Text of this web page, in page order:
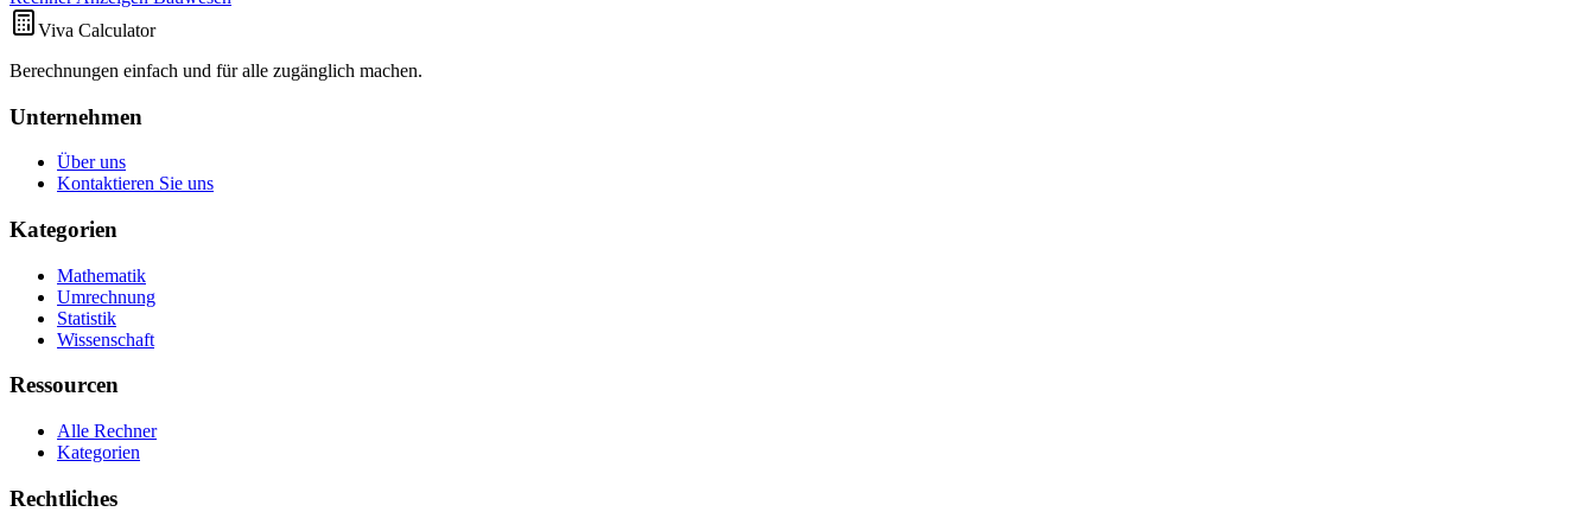
Viva Calculator
Berechnungen einfach und für alle zugänglich machen.
Unternehmen
Über uns
Kontaktieren Sie uns
Kategorien
Mathematik
Umrechnung
Statistik
Wissenschaft
Ressourcen
Alle Rechner
Kategorien
Rechtliches